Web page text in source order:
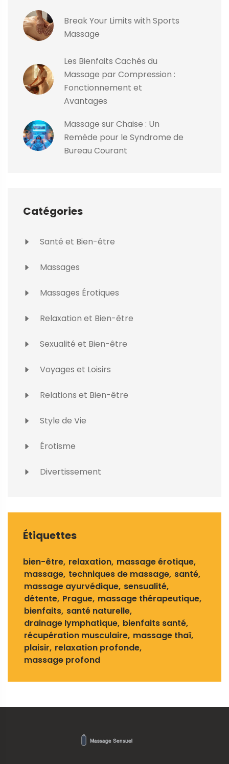
Break Your Limits with Sports
Massage
Les Bienfaits Cachés du
Massage par Compression :
Fonctionnement et
Avantages
Massage sur Chaise : Un
Remède pour le Syndrome de
Bureau Courant
Catégories
Santé et Bien-être
Massages
Massages Érotiques
Relaxation et Bien-être
Sexualité et Bien-être
Voyages et Loisirs
Relations et Bien-être
Style de Vie
Érotisme
Divertissement
Étiquettes
bien-être relaxation massage érotique
massage techniques de massage santé
massage ayurvédique sensualité
détente Prague massage thérapeutique
bienfaits santé naturelle
drainage lymphatique bienfaits santé
récupération musculaire massage thaï
plaisir relaxation profonde
massage profond